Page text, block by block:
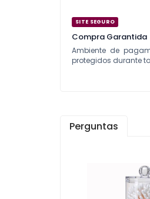
SITE SEGURO
Compra Garantida
Ambiente de
protegidos durante
Perguntas